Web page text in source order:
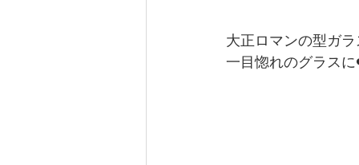
大正ロマンの型ガ
一目惚れのグラス